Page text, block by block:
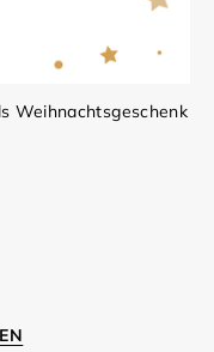
Weihnachtsgeschenk